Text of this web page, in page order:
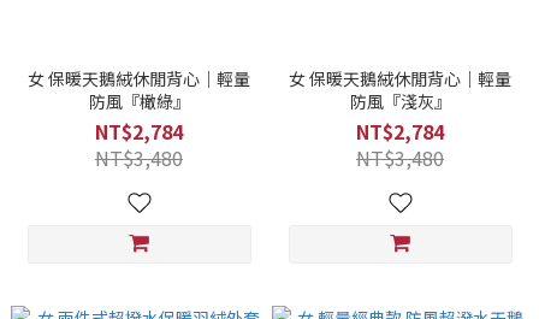
女 保暖天鵝絨休閒背心｜輕量
防風『橄綠』
NT$2,784
NT$3,480
女 保暖天鵝絨休閒背心｜輕量
防風『淺灰』
NT$2,784
NT$3,480